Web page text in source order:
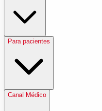
Para pacientes
Canal Médico